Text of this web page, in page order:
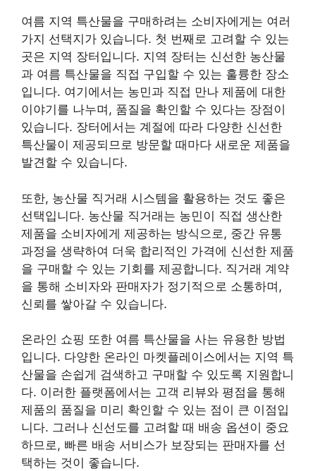
여름 지역 특산물을 구매하려는 소비자에게는 여러
가지 선택지가 있습니다. 첫 번째로 고려할 수 있는
곳은 지역 장터입니다. 지역 장터는 신선한 농산물
과 여름 특산물을 직접 구입할 수 있는 훌륭한 장소
입니다. 여기에서는 농민과 직접 만나 제품에 대한
이야기를 나누며, 품질을 확인할 수 있다는 장점이
있습니다. 장터에서는 계절에 따라 다양한 신선한
특산물이 제공되므로 방문할 때마다 새로운 제품을
발견할 수 있습니다.
또한, 농산물 직거래 시스템을 활용하는 것도 좋은
선택입니다. 농산물 직거래는 농민이 직접 생산한
제품을 소비자에게 제공하는 방식으로, 중간 유통
과정을 생략하여 더욱 합리적인 가격에 신선한 제품
을 구매할 수 있는 기회를 제공합니다. 직거래 계약
을 통해 소비자와 판매자가 정기적으로 소통하며,
신뢰를 쌓아갈 수 있습니다.
온라인 쇼핑 또한 여름 특산물을 사는 유용한 방법
입니다. 다양한 온라인 마켓플레이스에서는 지역 특
산물을 손쉽게 검색하고 구매할 수 있도록 지원합니
다. 이러한 플랫폼에서는 고객 리뷰와 평점을 통해
제품의 품질을 미리 확인할 수 있는 점이 큰 이점입
니다. 그러나 신선도를 고려할 때 배송 옵션이 중요
하므로, 빠른 배송 서비스가 보장되는 판매자를 선
택하는 것이 좋습니다.